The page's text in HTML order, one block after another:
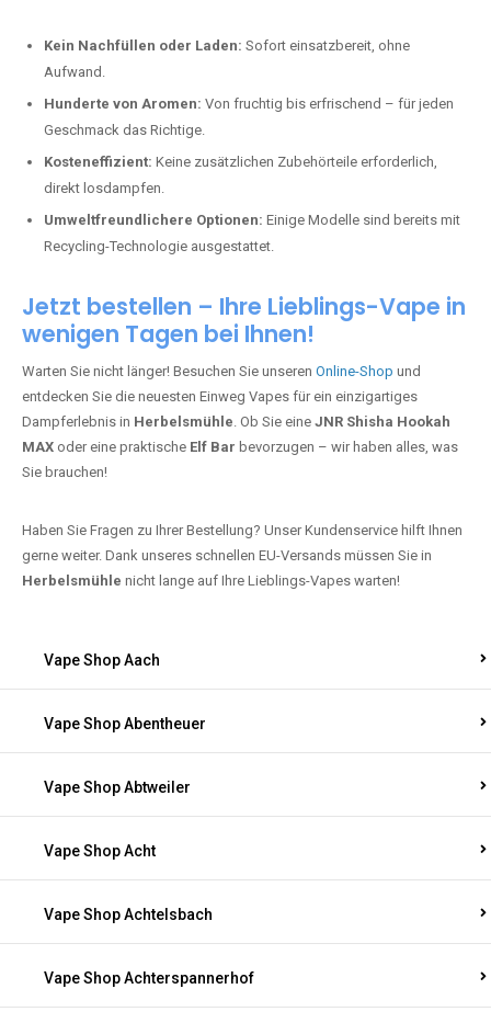
Kein Nachfüllen oder Laden: Sofort einsatzbereit, ohne
Aufwand.
Hunderte von Aromen: Von fruchtig bis erfrischend – für jeden
Geschmack das Richtige.
Kosteneffizient: Keine zusätzlichen Zubehörteile erforderlich,
direkt losdampfen.
Umweltfreundlichere Optionen: Einige Modelle sind bereits mit
Recycling-Technologie ausgestattet.
Jetzt bestellen – Ihre Lieblings-Vape in
wenigen Tagen bei Ihnen!
Warten Sie nicht länger! Besuchen Sie unseren Online-Shop und
entdecken Sie die neuesten Einweg Vapes für ein einzigartiges
Dampferlebnis in Herbelsmühle. Ob Sie eine JNR Shisha Hookah
MAX oder eine praktische Elf Bar bevorzugen – wir haben alles, was
Sie brauchen!
Haben Sie Fragen zu Ihrer Bestellung? Unser Kundenservice hilft Ihnen
gerne weiter. Dank unseres schnellen EU-Versands müssen Sie in
Herbelsmühle nicht lange auf Ihre Lieblings-Vapes warten!
Vape Shop Aach
Vape Shop Abentheuer
Vape Shop Abtweiler
Vape Shop Acht
Vape Shop Achtelsbach
Vape Shop Achterspannerhof